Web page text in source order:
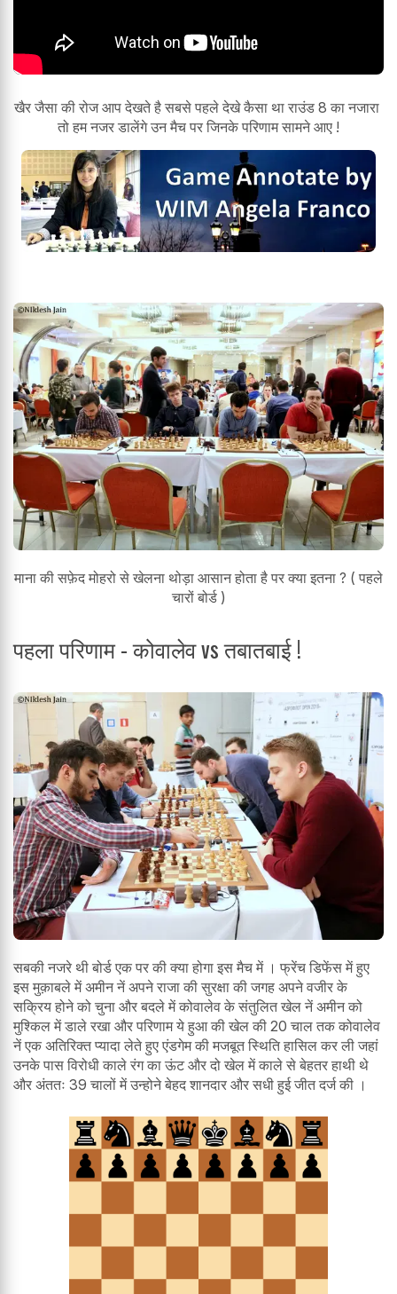
खैर जैसा की रोज आप देखते है सबसे पहले देखे कैसा था राउंड 8 का नजारा
तो हम नजर डालेंगे उन मैच पर जिनके परिणाम सामने आए !
माना की सफ़ेद मोहरो से खेलना थोड़ा आसान होता है पर क्या इतना ? ( पहले
चारों बोर्ड )
पहला परिणाम - कोवालेव vs तबातबाई !
सबकी नजरे थी बोर्ड एक पर की क्या होगा इस मैच में । फ्रेंच डिफेंस में हुए
इस मुक़ाबले में अमीन नें अपने राजा की सुरक्षा की जगह अपने वजीर के
सक्रिय होने को चुना और बदले में कोवालेव के संतुलित खेल नें अमीन को
मुश्किल में डाले रखा और परिणाम ये हुआ की खेल की 20 चाल तक कोवालेव
नें एक अतिरिक्त प्यादा लेते हुए एंडगेम की मजबूत स्थिति हासिल कर ली जहां
उनके पास विरोधी काले रंग का ऊंट और दो खेल में काले से बेहतर हाथी थे
और अंततः 39 चालों में उन्होने बेहद शानदार और सधी हुई जीत दर्ज की ।